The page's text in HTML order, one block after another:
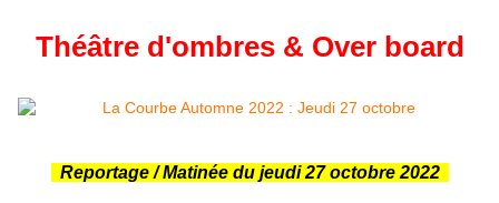
Théâtre d'ombres & Over board
Reportage / Matinée du jeudi 27 octobre 2022